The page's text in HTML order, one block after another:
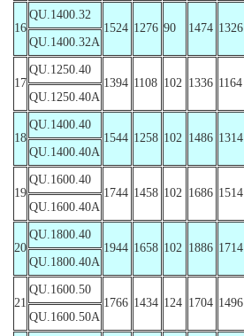
16
QU.1400.32
1524 1276 90 1474 1326
QU.1400.32A
17
QU.1250.40
1394 1108 102 1336 1164
QU.1250.40A
18
QU.1400.40
1544 1258 102 1486 1314
QU.1400.40A
19
QU.1600.40
1744 1458 102 1686 1514
QU.1600.40A
20
QU.1800.40
1944 1658 102 1886 1714
QU.1800.40A
21
QU.1600.50
1766 1434 124 1704 1496
QU.1600.50A